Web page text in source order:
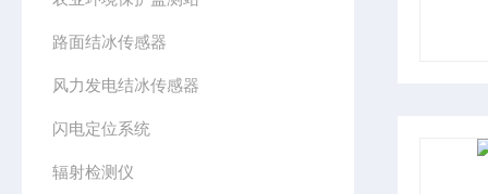
路面结冰传感器
风力发电结冰传感器
闪电定位系统
辐射检测仪